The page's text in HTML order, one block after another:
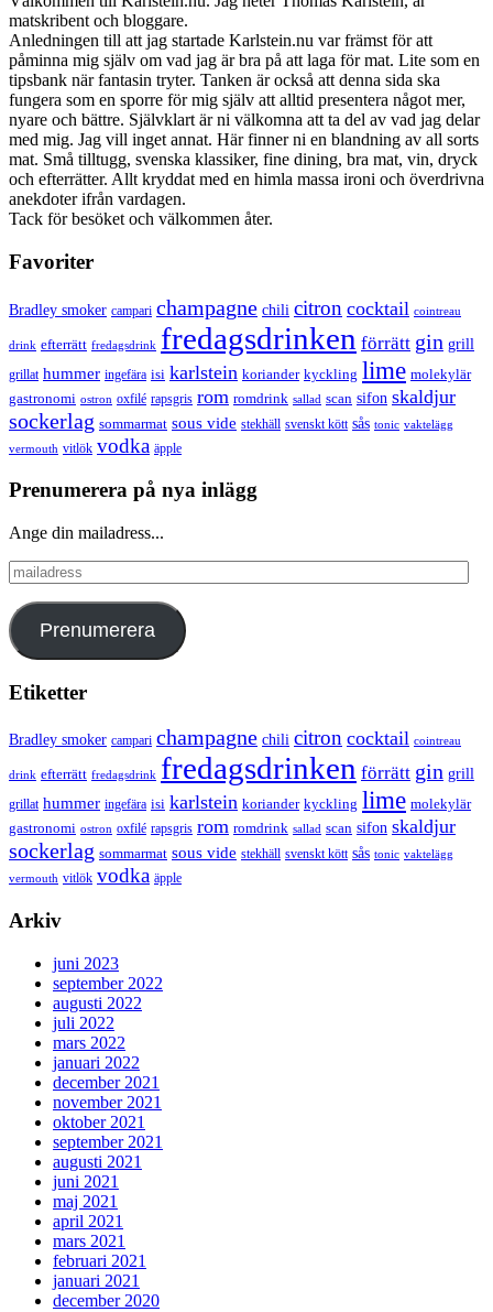
matskribent och bloggare.
Anledningen till att jag startade Karlstein.nu var främst för att
påminna mig själv om vad jag är bra på att laga för mat. Lite som en
tipsbank när fantasin tryter. Tanken är också att denna sida ska
fungera som en sporre för mig själv att alltid presentera något mer,
nyare och bättre. Självklart är ni välkomna att ta del av vad jag delar
med mig. Jag vill inget annat. Här finner ni en blandning av all sorts
mat. Små tilltugg, svenska klassiker, fine dining, bra mat, vin, dryck
och efterrätter. Allt kryddat med en himla massa ironi och överdrivna
anekdoter ifrån vardagen.
Tack för besöket och välkommen åter.
Favoriter
Bradley smoker campari champagne chili citron cocktail cointreau
drink efterrätt fredagsdrink fredagsdrinken förrätt gin grill
grillat hummer ingefära isi karlstein koriander kyckling lime molekylär
gastronomi ostron oxfilé rapsgris rom romdrink sallad scan sifon skaldjur
sockerlag sommarmat sous vide stekhäll svenskt kött sås tonic vaktelägg
vermouth vitlök vodka äpple
Prenumerera på nya inlägg
Ange din mailadress...
mailadress
Prenumerera
Etiketter
Bradley smoker campari champagne chili citron cocktail cointreau
drink efterrätt fredagsdrink fredagsdrinken förrätt gin grill
grillat hummer ingefära isi karlstein koriander kyckling lime molekylär
gastronomi ostron oxfilé rapsgris rom romdrink sallad scan sifon skaldjur
sockerlag sommarmat sous vide stekhäll svenskt kött sås tonic vaktelägg
vermouth vitlök vodka äpple
Arkiv
juni 2023
september 2022
augusti 2022
juli 2022
mars 2022
januari 2022
december 2021
november 2021
oktober 2021
september 2021
augusti 2021
juni 2021
maj 2021
april 2021
mars 2021
februari 2021
januari 2021
december 2020